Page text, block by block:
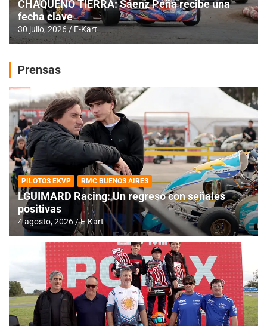
CHAQUEÑO TIERRA: Sáenz Peña recibe una
fecha clave
30 julio, 2026 E-Kart
Prensas
PILOTOS EKVP RMC BUENOS AIRES
LGUIMARD Racing: Un regreso con señales
positivas
4 agosto, 2026 E-Kart